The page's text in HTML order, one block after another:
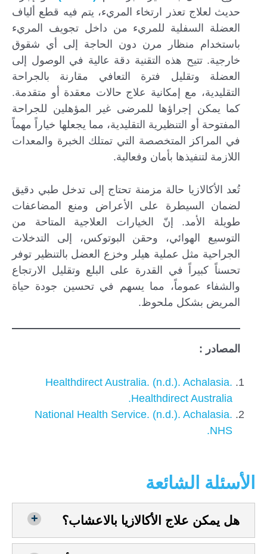
حديث لعلاج تعذر ارتخاء المريء، يتم فيه قطع ألياف
العضلة السفلية للمريء من داخل تجويف المريء
باستخدام منظار مرن دون الحاجة إلى أي شقوق
خارجية. تتيح هذه التقنية دقة عالية في الوصول إلى
العضلة وتقليل فترة التعافي مقارنة بالجراحة
التقليدية، مع إمكانية علاج حالات معقدة أو متقدمة.
كما يمكن إجراؤها للمرضى غير المؤهلين للجراحة
المفتوحة أو التنظيرية التقليدية، مما يجعلها خياراً مهماً
في المراكز المتخصصة التي تمتلك الخبرة والمعدات
اللازمة لتنفيذها بأمان وفعالية.
تُعد الأكالازيا حالة مزمنة تحتاج إلى تدخل طبي دقيق
لضمان السيطرة على الأعراض ومنع المضاعفات
طويلة الأمد. إنّ الخيارات العلاجية المتاحة من
التوسيع الهوائي، وحقن البوتوكس، إلى التدخلات
الجراحية مثل عملية هيلر وخزع العضل بالتنظير توفر
تحسناً كبيراً في القدرة على البلع وتقليل الارتجاع
والشفاء عموماً، مما يسهم في تحسين جودة حياة
المريض بشكل ملحوظ.
المصادر :
Healthdirect Australia. (n.d.). Achalasia.
Healthdirect Australia.
National Health Service. (n.d.). Achalasia.
NHS.
الأسئلة الشائعة
هل يمكن علاج الأكالازيا بالاعشاب؟